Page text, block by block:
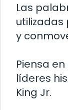
Las
utilizadas
y
Piensa
líderes
King Jr.